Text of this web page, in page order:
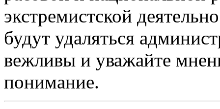
экстремистской
будут удаляться
вежливы и уважайте
понимание.